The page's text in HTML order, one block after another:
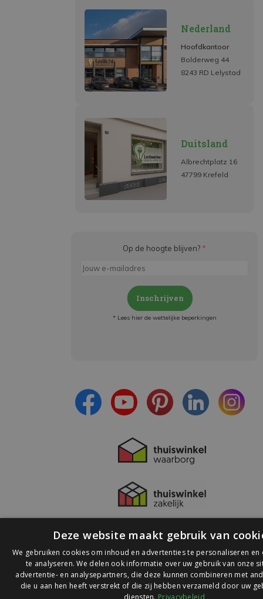
Nederland
Hoofdkantoor
Bolderweg 44
8243 RD Lelystad
Duitsland
Albrechtplatz 16
47799 Krefeld
Op de hoogte blijven? *
Inschrijven
* Lees hier de wettelijke beperkingen
© 2026 Ledlichtdiscounter.nl
Deze website maakt gebruik van
We gebruiken cookies om inhoud en advertenties te personaliseren en
te analyseren. We delen ook informatie over uw gebruik van onze
advertentie- en analysepartners, die deze kunnen combineren met
die u aan hen heeft verstrekt of die zij hebben verzameld door uw
diensten. Privacybeleid